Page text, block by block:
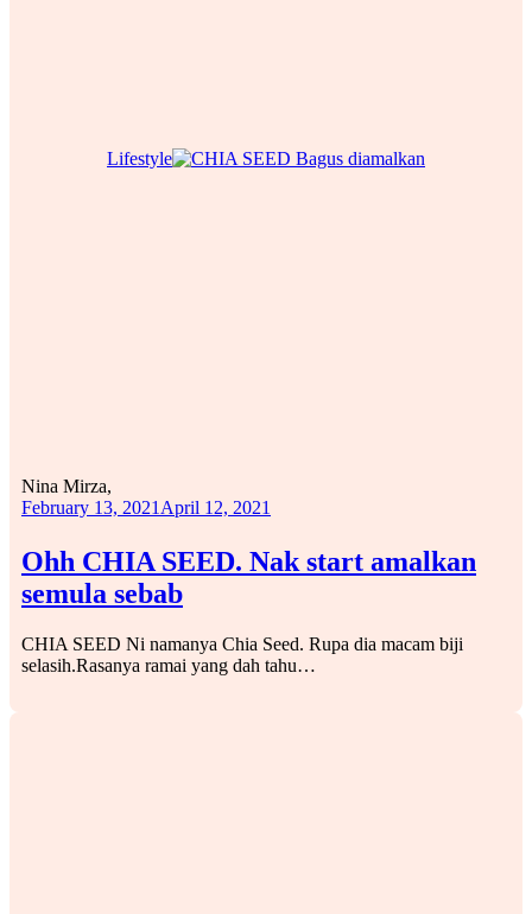
Lifestyle
Ohh CHIA SEED. Nak start amalkan
semula sebab
Nina Mirza,
February 13, 2021 April 12, 2021
CHIA SEED Ni namanya Chia Seed. Rupa dia macam biji
selasih.Rasanya ramai yang dah tahu…